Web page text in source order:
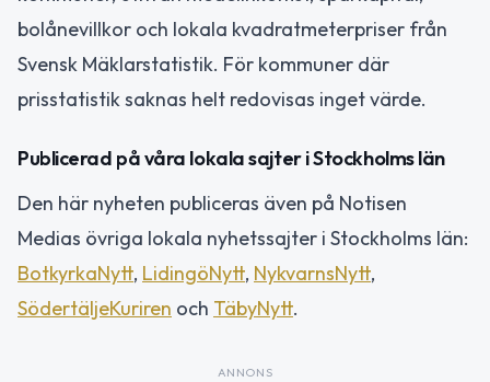
bolånevillkor och lokala kvadratmeterpriser från
Svensk Mäklarstatistik. För kommuner där
prisstatistik saknas helt redovisas inget värde.
Publicerad på våra lokala sajter i Stockholms län
Den här nyheten publiceras även på Notisen
Medias övriga lokala nyhetssajter i Stockholms län:
BotkyrkaNytt, LidingöNytt, NykvarnsNytt,
SödertäljeKuriren och TäbyNytt.
ANNONS